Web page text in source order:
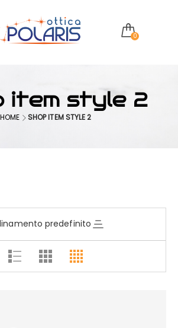
0
item style 2
HOME SHOP ITEM STYLE 2
predefinito